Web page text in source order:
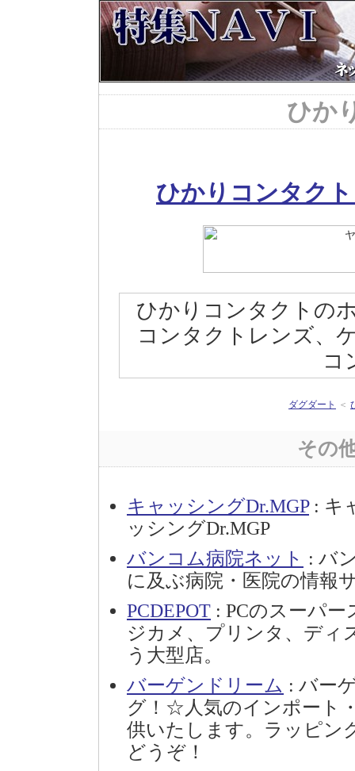
ひか
ひかりコンタク
ひかりコンタクトの
コンタクトレンズ、
コ
ダグダート ＜
その
キャッシングDr.MGP: キ
ッシングDr.MGP
バンコム病院ネット : バ
に及ぶ病院・医院の情報
PCDEPOT : PCのスーパー
ジカメ、プリンタ、ディ
う大型店。
バーゲンドリーム : バー
グ！☆人気のインポート
供いたします。ラッピン
どうぞ！